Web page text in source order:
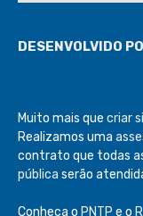
DESENVOLVIDO
Muito mais que criar
Realizamos uma
contrato que todas
pública serão
Conheça o PNTP e o